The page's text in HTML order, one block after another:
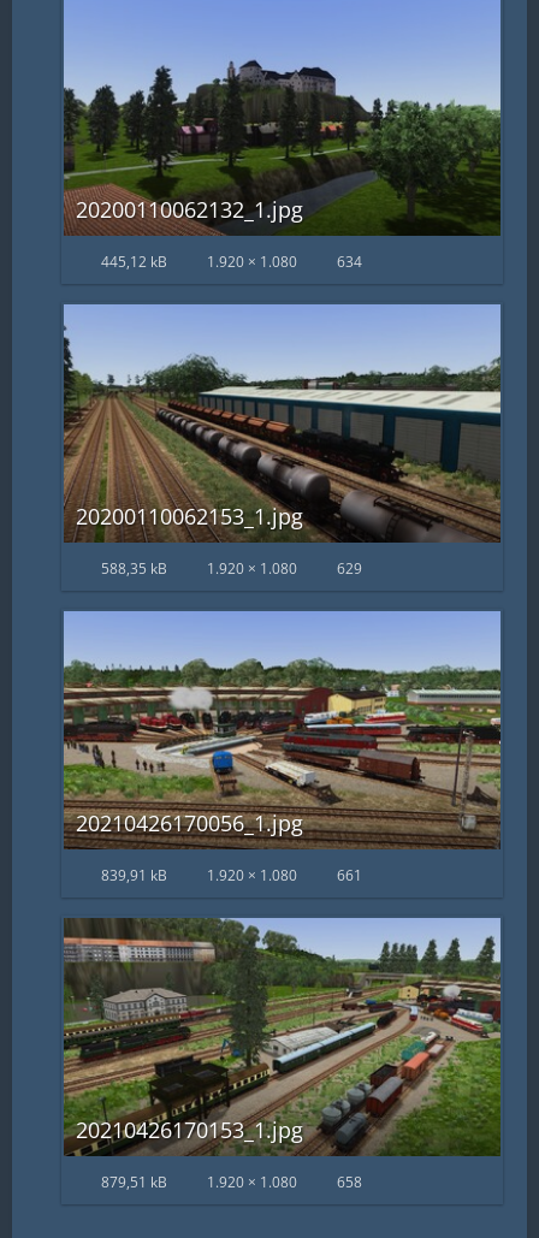
20200110062132_1.jpg
445,12 kB 1.920 × 1.080 634
20200110062153_1.jpg
588,35 kB 1.920 × 1.080 629
20210426170056_1.jpg
839,91 kB 1.920 × 1.080 661
20210426170153_1.jpg
879,51 kB 1.920 × 1.080 658